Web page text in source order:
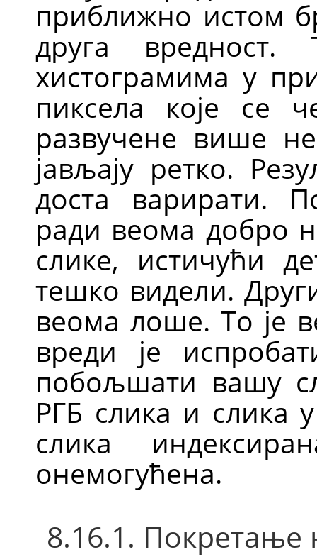
приближно истом
друга
хистограмима у
пиксела које се
развучене више
јављају ретко.
доста варирати.
ради веома добро
слике, истичући
тешко видели.
веома лоше. То је
вреди је
побољшати вашу
РГБ слика и слика
слика
онемогућена.
8.16.1. Покретање